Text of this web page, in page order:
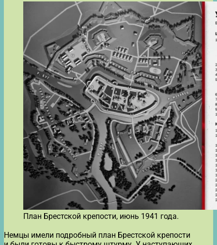
План Брестской крепости, июнь 1941 года.
Немцы имели подробный план Брестской крепости